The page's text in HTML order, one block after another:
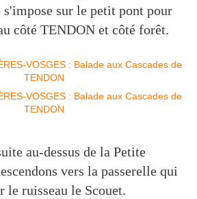
sur le petit pont pour
côté TENDON et côté forêt.
au-dessus de la Petite
vers la passerelle qui
le ruisseau le Scouet.